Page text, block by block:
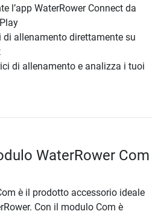
l’app WaterRower Connect da
allenamento direttamente su
di allenamento e analizza i tuoi
WaterRower Com
è il prodotto accessorio ideale
Con il modulo Com è